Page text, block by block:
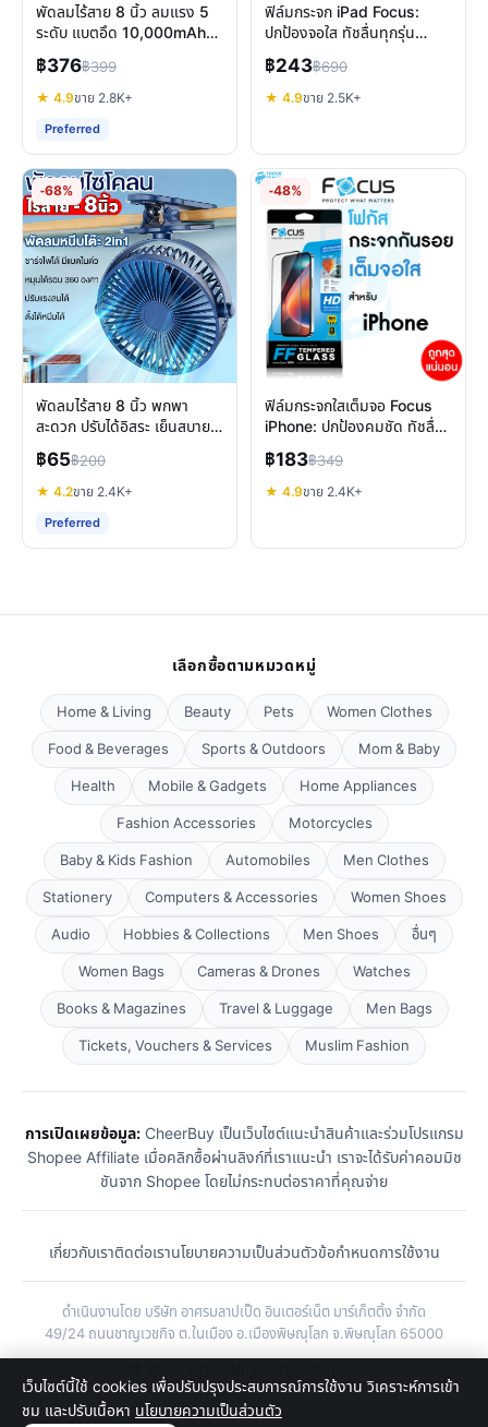
พัดลมไร้สาย 8 นิ้ว ลมแรง 5
ระดับ แบตอึด 10,000mAh
หนีบ/ตั้งโต๊ะ เงียบ
฿376฿399
★ 4.9ขาย 2.8K+
Preferred
ฟิล์มกระจก iPad Focus:
ปกป้องจอใส ทัชลื่นทุกรุ่น
ทนทาน 9H
฿243฿690
★ 4.9ขาย 2.5K+
-68%
พัดลมไร้สาย 8 นิ้ว พกพา
สะดวก ปรับได้อิสระ เย็นสบาย
ทุกที่
฿65฿200
★ 4.2ขาย 2.4K+
Preferred
-48%
ฟิล์มกระจกใสเต็มจอ Focus
iPhone: ปกป้องคมชัด ทัชลื่น
ทุกรุ่น
฿183฿349
★ 4.9ขาย 2.4K+
เลือกซื้อตามหมวดหมู่
Home & Living Beauty Pets
Women Clothes
Food & Beverages
Sports & Outdoors
Mom & Baby
Health
Mobile & Gadgets
Home Appliances
Fashion Accessories
Motorcycles
Baby & Kids Fashion
Automobiles
Men Clothes
Stationery
Computers & Accessories
Women Shoes
Audio
Hobbies & Collections Men Shoes
อื่นๆ
Women Bags
Cameras & Drones
Watches
Books & Magazines
Travel & Luggage
Men Bags
Tickets, Vouchers & Services
Muslim Fashion
การเปิดเผยข้อมูล:CheerBuy เป็นเว็บไซต์แนะนำสินค้าและร่วมโปรแกรม
Shopee Affiliate เมื่อคลิกซื้อผ่านลิงก์ที่เราแนะนำ เราจะได้รับค่าคอมมิช
ชันจาก Shopee โดยไม่กระทบต่อราคาที่คุณจ่าย
เกี่ยวกับเราติดต่อเรานโยบายความเป็นส่วนตัวข้อกำหนดการใช้งาน
ดำเนินงานโดย บริษัท อาศรมลาปเป็ด อินเตอร์เน็ต มาร์เก็ตติ้ง จำกัด
49/24 ถนนชาญเวชกิจ ต.ในเมือง อ.เมืองพิษณุโลก จ.พิษณุโลก 65000
เว็บไซต์นี้ใช้ cookies เพื่อปรับปรุงประสบการณ์การใช้งาน วิเคราะห์การเข้า
ชม และปรับเนื้อหา นโยบายความเป็นส่วนตัว